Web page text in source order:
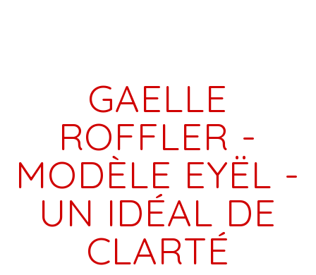
GAELLE
ROFFLER -
MODÈLE EYËL -
UN IDÉAL DE
CLARTÉ